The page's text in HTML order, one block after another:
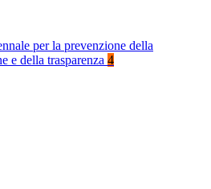
per la prevenzione della
e della trasparenza 4